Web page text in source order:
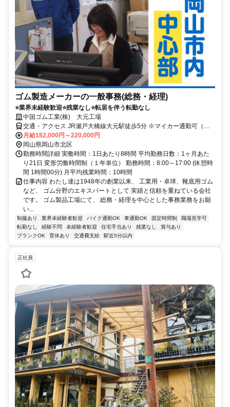
ゴム製造メーカーの一般事務(総務・経理)
⭐業界未経験歓迎⭐残業なし⭐転居を伴う転勤なし
中国ゴム工業(株) 大元工場
交通・アクセス JR瀬戸大橋線大元駅徒歩5分 ※マイカー通勤可（駐
車場代は自己負担）
月給182,000円～220,000円
岡山県岡山市北区
勤務時間詳細 実働時間：1日あたり8時間 平均勤務日数：1ヶ月あた
り21日 変形労働時間制（１年単位） 勤務時間：8:00～17:00 (休憩時
間 1時間00分) 月平均残業時間：10時間
仕事内容 わたし達は1948年の創業以来、 工業用・卓球、靴底用ゴム
など、 ゴム分野のエキスパートとして 実績と信頼を重ねている会社
です。 ゴム製品工場にて、 総務・経理を中心とした事務業務をお願
い...
制服あり 業界未経験者歓迎 バイク通勤OK 車通勤OK 固定時間制
職場見学可
転勤なし
経験不問 未経験者歓迎 住宅手当あり 残業なし
賞与あり
ブランクOK
育休あり 交通費支給 駅近5分以内
正社員